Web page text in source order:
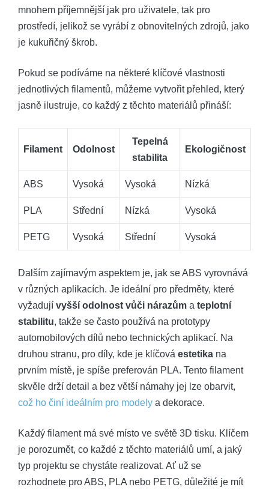
mnohem příjemnější jak pro uživatele, tak pro
prostředí, jelikož se vyrábí z obnovitelných zdrojů, jako
je kukuřičný škrob.
Pokud se podíváme na některé klíčové vlastnosti
jednotlivých filamentů, můžeme vytvořit přehled, který
jasně ilustruje, co každý z těchto materiálů přináší:
Filament Odolnost
Tepelná
stabilita
Ekologičnost
ABS Vysoká Vysoká Nízká
PLA Střední Nízká Vysoká
PETG Vysoká Střední Vysoká
Dalším zajímavým aspektem je, jak se ABS vyrovnává
v různých aplikacích. Je ideální pro předměty, které
vyžadují vyšší odolnost vůči nárazům a teplotní
stabilitu, takže se často používá na prototypy
automobilových dílů nebo technických aplikací. Na
druhou stranu, pro díly, kde je klíčová estetika na
prvním místě, je spíše preferován PLA. Tento filament
skvěle drží detail a bez větší námahy jej lze obarvit,
což ho činí ideálním pro modely a dekorace.
Každý filament má své místo ve světě 3D tisku. Klíčem
je porozumět, co každé z těchto materiálů umí, a jaký
typ projektu se chystáte realizovat. Ať už se
rozhodnete pro ABS, PLA nebo PETG, důležité je mít